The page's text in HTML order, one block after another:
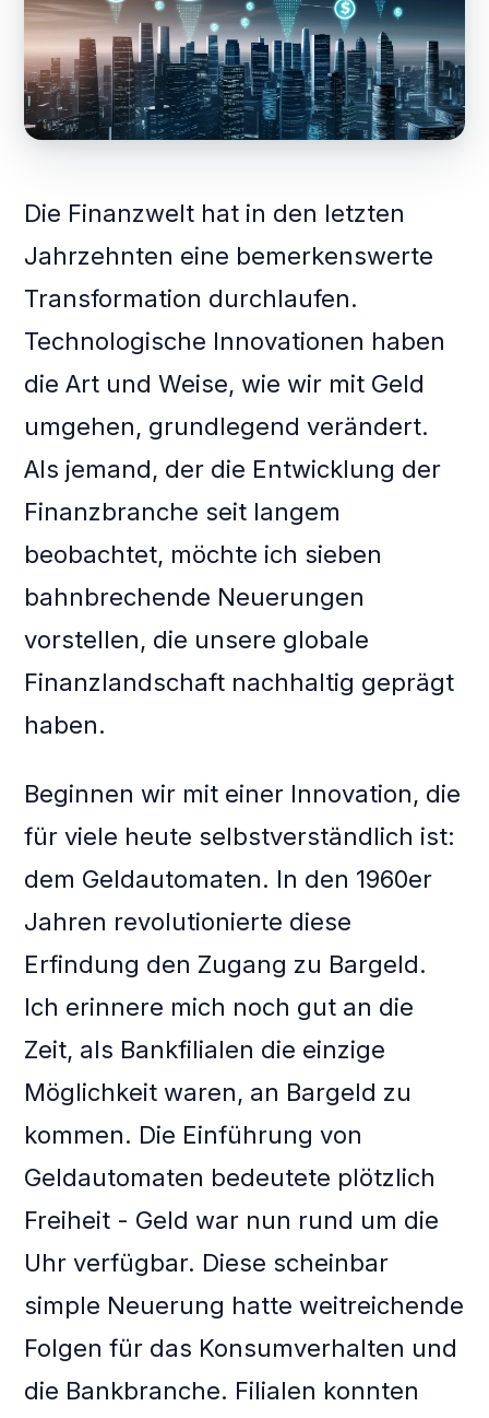
Die Finanzwelt hat in den letzten
Jahrzehnten eine bemerkenswerte
Transformation durchlaufen.
Technologische Innovationen haben
die Art und Weise, wie wir mit Geld
umgehen, grundlegend verändert.
Als jemand, der die Entwicklung der
Finanzbranche seit langem
beobachtet, möchte ich sieben
bahnbrechende Neuerungen
vorstellen, die unsere globale
Finanzlandschaft nachhaltig geprägt
haben.
Beginnen wir mit einer Innovation, die
für viele heute selbstverständlich ist:
dem Geldautomaten. In den 1960er
Jahren revolutionierte diese
Erfindung den Zugang zu Bargeld.
Ich erinnere mich noch gut an die
Zeit, als Bankfilialen die einzige
Möglichkeit waren, an Bargeld zu
kommen. Die Einführung von
Geldautomaten bedeutete plötzlich
Freiheit - Geld war nun rund um die
Uhr verfügbar. Diese scheinbar
simple Neuerung hatte weitreichende
Folgen für das Konsumverhalten und
die Bankbranche. Filialen konnten